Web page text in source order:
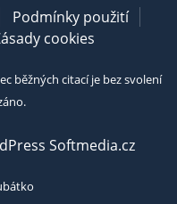
Podmínky použití
cookies
běžných citací je bez svolení
Softmedia.cz